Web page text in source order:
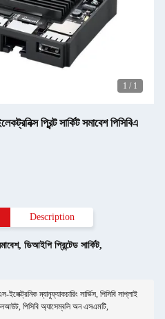
1 / 1
প্রিন্ট সার্কিট সমাবেশ পিসিবিএ
Description
, ডিআইপি প্রিন্টেড সার্কিট,
ইলেক্ট্রনিক ম্যানুফ্যাকচারিং সার্ভিস, পিসিবি সাপ্লাই
পিসিবি অ্যাসেম্বলি অন এসএমটি,